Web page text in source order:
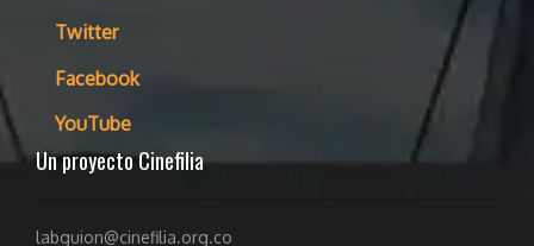
Twitter
Facebook
YouTube
Un proyecto Cinefilia
labguion@cinefilia.org.co